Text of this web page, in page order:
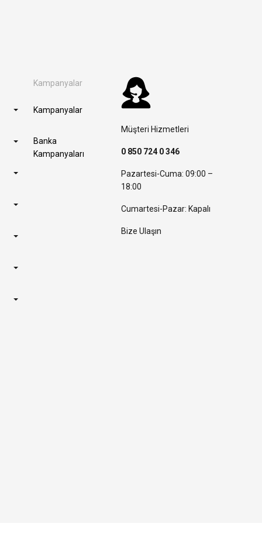
Kampanyalar
Kampanyalar
Banka
Kampanyaları
Müşteri Hizmetleri
0 850 724 0 346
Pazartesi-Cuma: 09:00 –
18:00
Cumartesi-Pazar: Kapalı
Bize Ulaşın